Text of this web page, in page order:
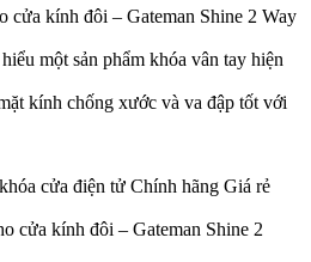
kính đôi – Gateman Shine 2 Way
một sản phẩm khóa vân tay hiện
kính chống xước và va đập tốt với
cửa điện tử Chính hãng Giá rẻ
cửa kính đôi – Gateman Shine 2